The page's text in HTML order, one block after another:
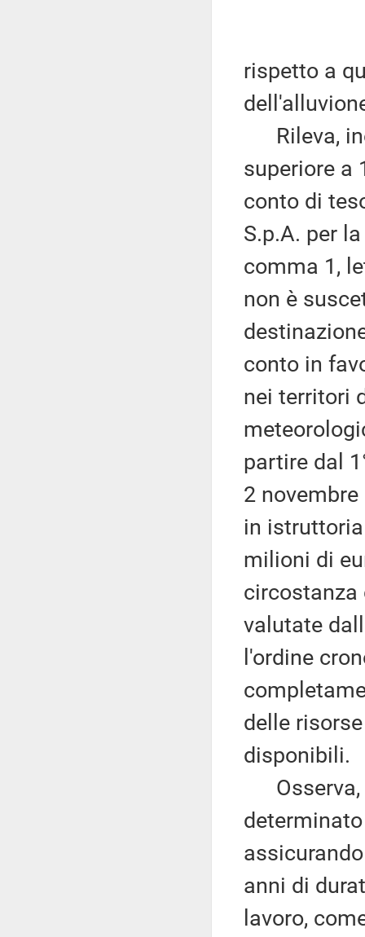
rispetto a
Rileva,
superiore a
conto di
S.p.A. per
comma 1,
non è
conto in
nei territori
partire dal
2
in
milioni di
circostanza
valutate
l'ordine
delle
disponibili.
Osserva,
anni di
lavoro,